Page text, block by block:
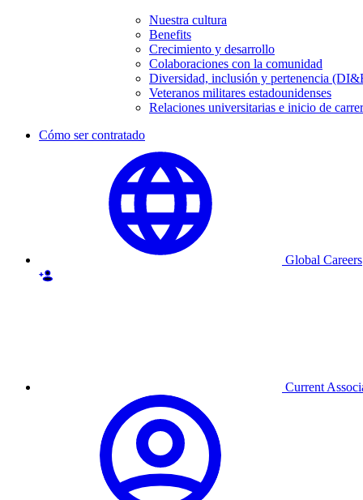
Nuestra cultura
Benefits
Crecimiento y desarrollo
Colaboraciones con la comunidad
Diversidad, inclusión y pertenencia
Veteranos militares estadounidenses
Relaciones universitarias e inicio de
Cómo ser contratado
Global Careers
Current